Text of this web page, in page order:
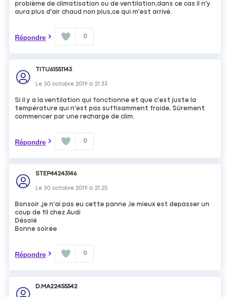
problème de climatisation ou de ventilation;dans ce cas il n'y
aura plus d'air chaud non plus,ce qui m'est arrivé.
Répondre 0
TITU61551143
Le 30 octobre 2019 à 21:33
Si il y a la ventilation qui fonctionne et que c'est juste la
température qui n'est pas suffisamment froide, Sûrement
commencer par une recharge de clim.
Répondre 0
STEP44243146
Le 30 octobre 2019 à 21:25
Bonsoir ,je n'ai pas eu cette panne ,le mieux est depasser un
coup de fil chez Audi
Désolé
Bonne soirée
Répondre 0
D.MA22455542